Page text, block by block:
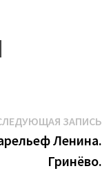
ЗАПИСЬ
Ленина.
Гринёво.